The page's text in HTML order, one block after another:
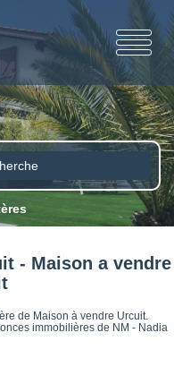
- Maison a vendre
de Maison à vendre Urcuit.
immobilières de NM - Nadia